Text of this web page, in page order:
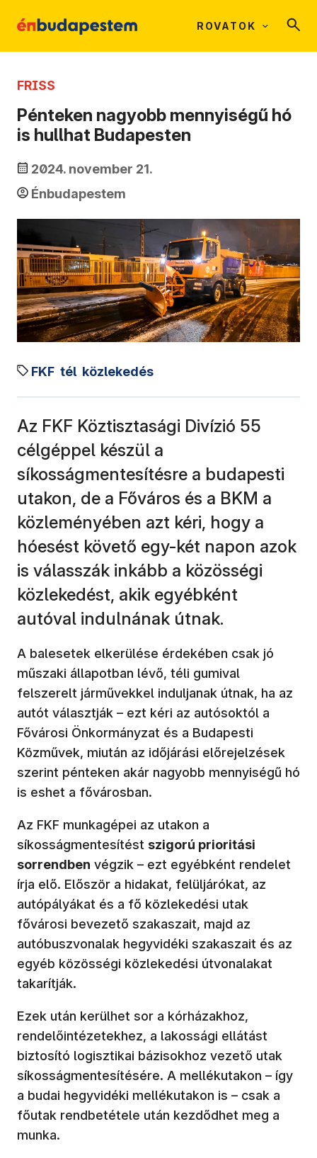
ROVATOK
FRISS
Pénteken nagyobb mennyiségű hó
is hullhat Budapesten
2024. november 21.
Énbudapestem
FKF tél közlekedés
Az FKF Köztisztasági Divízió 55
célgéppel készül a
síkosságmentesítésre a budapesti
utakon, de a Főváros és a BKM a
közleményében azt kéri, hogy a
hóesést követő egy-két napon azok
is válasszák inkább a közösségi
közlekedést, akik egyébként
autóval indulnának útnak.
A balesetek elkerülése érdekében csak jó
műszaki állapotban lévő, téli gumival
felszerelt járművekkel induljanak útnak, ha az
autót választják – ezt kéri az autósoktól a
Fővárosi Önkormányzat és a Budapesti
Közművek, miután az időjárási előrejelzések
szerint pénteken akár nagyobb mennyiségű hó
is eshet a fővárosban.
Az FKF munkagépei az utakon a
síkosságmentesítést szigorú prioritási
sorrendben végzik – ezt egyébként rendelet
írja elő. Először a hidakat, felüljárókat, az
autópályákat és a fő közlekedési utak
fővárosi bevezető szakaszait, majd az
autóbuszvonalak hegyvidéki szakaszait és az
egyéb közösségi közlekedési útvonalakat
takarítják.
Ezek után kerülhet sor a kórházakhoz,
rendelőintézetekhez, a lakossági ellátást
biztosító logisztikai bázisokhoz vezető utak
síkosságmentesítésére. A mellékutakon – így
a budai hegyvidéki mellékutakon is – csak a
főutak rendbetétele után kezdődhet meg a
munka.